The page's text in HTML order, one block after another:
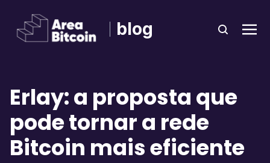
blog
Erlay: a proposta que
pode tornar a rede
Bitcoin mais eficiente